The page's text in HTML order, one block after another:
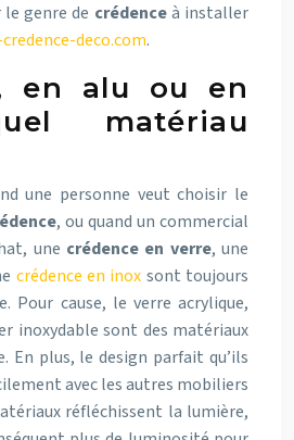
genre de crédenceà installer
deco.com.
en alu ou en
matériau
une personne veut choisir le
, ou quand un commercial
une crédence en verre, une
crédence en inox sont toujours
Pour cause, le verre acrylique,
inoxydable sont des matériaux
En plus, le design parfait qu’ils
avec les autres mobiliers
réfléchissent la lumière,